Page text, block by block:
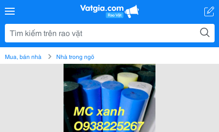
Mua, bán nhà Nhà trong ngõ